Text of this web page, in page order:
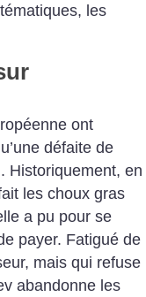
les
ont
défaite de
Historiquement, en
les choux gras
a pu pour se
payer. Fatigué de
mais qui refuse
abandonne les